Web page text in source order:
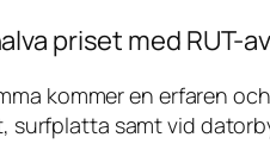
priset med RUT-
kommer en erfaren
surfplatta samt vid